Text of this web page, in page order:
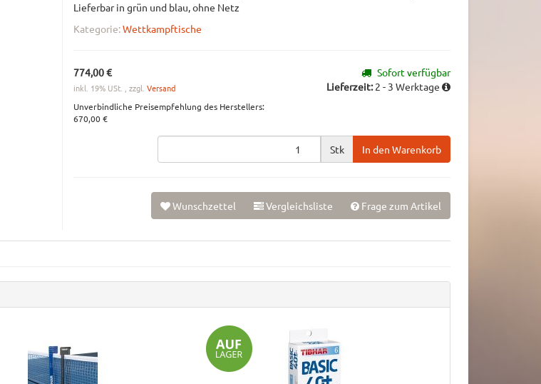
Lieferbar in grün und blau, ohne Netz
Kategorie:Wettkampftische
774,00 €
inkl. 19% USt. , zzgl. Versand
Unverbindliche Preisempfehlung des Herstellers:
670,00 €
Sofort verfügbar
Lieferzeit:2 - 3 Werktage
Stk In den Warenkorb
Wunschzettel Vergleichsliste Frage zum Artikel